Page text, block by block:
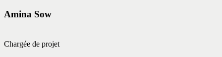
Amina Sow
Chargée de projet